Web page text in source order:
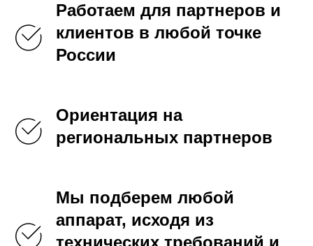
Работаем для партнеров и
клиентов в любой точке
России
Ориентация на
региональных партнеров
Мы подберем любой
аппарат, исходя из
технических требований и